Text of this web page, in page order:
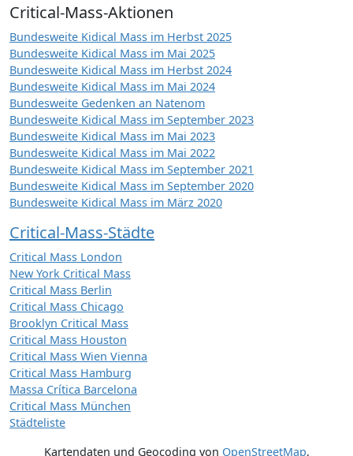
Critical-Mass-Aktionen
Bundesweite Kidical Mass im Herbst 2025
Bundesweite Kidical Mass im Mai 2025
Bundesweite Kidical Mass im Herbst 2024
Bundesweite Kidical Mass im Mai 2024
Bundesweite Gedenken an Natenom
Bundesweite Kidical Mass im September 2023
Bundesweite Kidical Mass im Mai 2023
Bundesweite Kidical Mass im Mai 2022
Bundesweite Kidical Mass im September 2021
Bundesweite Kidical Mass im September 2020
Bundesweite Kidical Mass im März 2020
Critical-Mass-Städte
Critical Mass London
New York Critical Mass
Critical Mass Berlin
Critical Mass Chicago
Brooklyn Critical Mass
Critical Mass Houston
Critical Mass Wien Vienna
Critical Mass Hamburg
Massa Crítica Barcelona
Critical Mass München
Städteliste
Kartendaten und Geocoding von OpenStreetMap,